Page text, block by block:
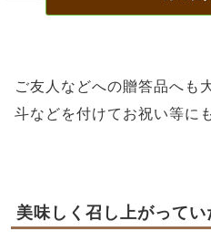
ご友人などへの贈答品へも
斗などを付けてお祝い等に
美味しく召し上がってい